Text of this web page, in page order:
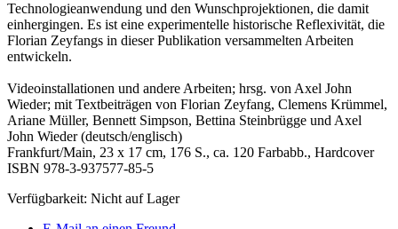
Technologieanwendung und den Wunschprojektionen, die damit
einhergingen. Es ist eine experimentelle historische Reflexivität, die
Florian Zeyfangs in dieser Publikation versammelten Arbeiten
entwickeln.
Videoinstallationen und andere Arbeiten; hrsg. von Axel John
Wieder; mit Textbeiträgen von Florian Zeyfang, Clemens Krümmel,
Ariane Müller, Bennett Simpson, Bettina Steinbrügge und Axel
John Wieder (deutsch/englisch)
Frankfurt/Main, 23 x 17 cm, 176 S., ca. 120 Farbabb., Hardcover
ISBN 978-3-937577-85-5
Verfügbarkeit: Nicht auf Lager